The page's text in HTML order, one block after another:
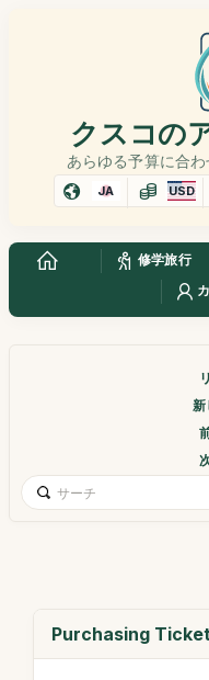
クスコの
あらゆる予算に合
JA USD
修学旅行
新
Purchasing